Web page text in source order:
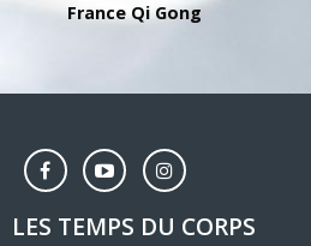
France Qi Gong
LES TEMPS DU CORPS